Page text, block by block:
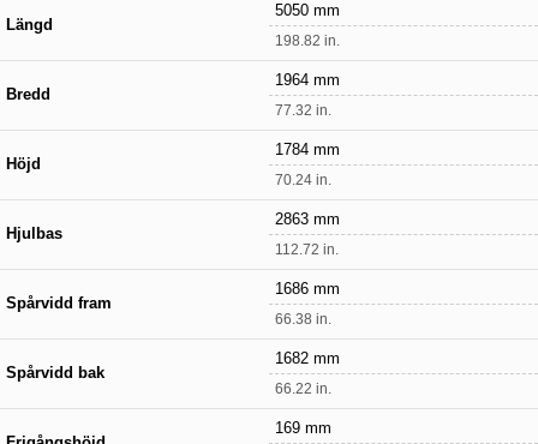
Längd
5050 mm
198.82 in.
Bredd
1964 mm
77.32 in.
Höjd
1784 mm
70.24 in.
Hjulbas
2863 mm
112.72 in.
Spårvidd fram
1686 mm
66.38 in.
Spårvidd bak
1682 mm
66.22 in.
169 mm